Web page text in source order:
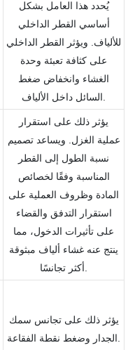
يُحدد هذا العامل بشكل
أساسي القطر الداخلي
للألياف. ويؤثر القطر الداخلي
على كثافة تعبئة وحدة
الغشاء وانخفاض ضغط
يؤثر ذلك على استقرار
عملية الغزل. ويساعد تصميم
نسبة الطول إلى القطر
المناسبة وفقًا لخصائص
المادة وظروف العملية على
استقرار التدفق والقضاء
على تأثيرات الدخول، مما
ينتج عنه غشاء ألياف مبثوقة
يؤثر ذلك على تجانس سمك